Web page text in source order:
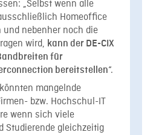
„Selbst wenn alle
Homeoffice
und nebenher noch die
wird, kann der DE-CIX
für
bereitstellen“.
mangelnde
bzw. Hochschul-IT
wenn sich viele
Studierende gleichzeitig